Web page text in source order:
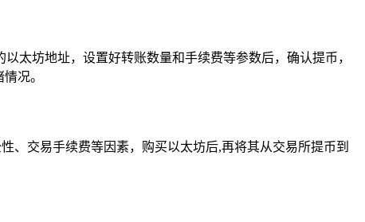
太坊地址，设置好转账数量和手续费等参数后，确认提币，
况。
、交易手续费等因素，购买以太坊后,再将其从交易所提币到